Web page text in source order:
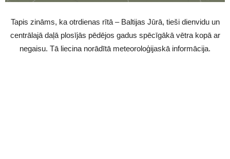
Tapis zināms, ka otrdienas rītā – Baltijas Jūrā, tieši dienvidu un
centrālajā daļā plosījās pēdējos gadus spēcīgākā vētra kopā ar
negaisu. Tā liecina norādītā meteoroloģijaskā informācija.